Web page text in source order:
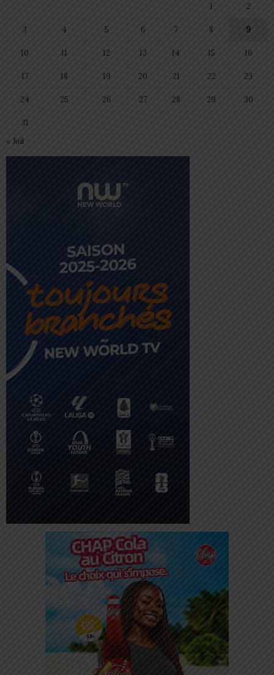
1 2
3 4 5 6 7 8 9
10 11 12 13 14 15 16
17 18 19 20 21 22 23
24 25 26 27 28 29 30
31
« Juil